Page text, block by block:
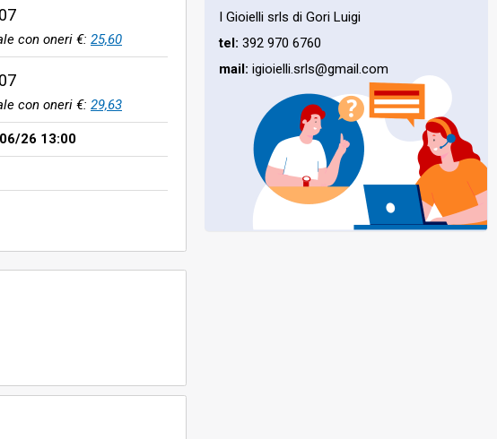
con oneri €: 25,60
con oneri €: 29,63
26 13:00
I Gioielli srls di Gori Luigi
tel: 392 970 6760
mail: igioielli.srls@gmail.com